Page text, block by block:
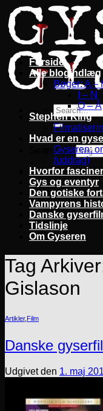
Fortsæt
til
indhold
Search for:
Forside
Alle blogindlæg
Bøger: A –
I – N
O – Å
Stephen King
Hvad er en
Gyseren:
(uddrag)
Hvorfor
Gys og eventyr
Den gotiske
Vampyrens
Danske
Tidslinje
Om Gyseren
Tag
Gislason
Artikler, Film
Danske
Udgivet den 1. maj